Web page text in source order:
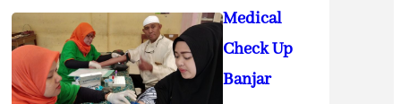
Medical
Check Up
Banjar